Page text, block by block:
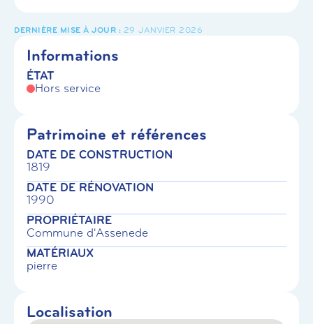
29 JANVIER 2026
Informations
ÉTAT
Hors service
Patrimoine et références
DATE DE CONSTRUCTION
1819
DATE DE RÉNOVATION
1990
PROPRIÉTAIRE
Commune d'Assenede
MATÉRIAUX
pierre
Localisation